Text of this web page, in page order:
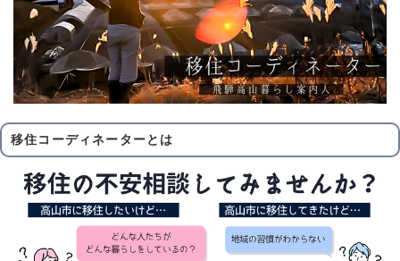
移住コーディネーターとは